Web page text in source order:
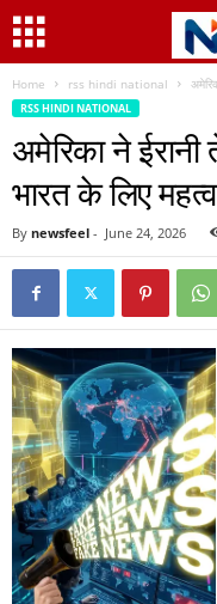
Home rss hindi national
RSS HINDI NATIONAL
अमेरिका ने
भारत के लिए
By newsfeel - June 24, 2026